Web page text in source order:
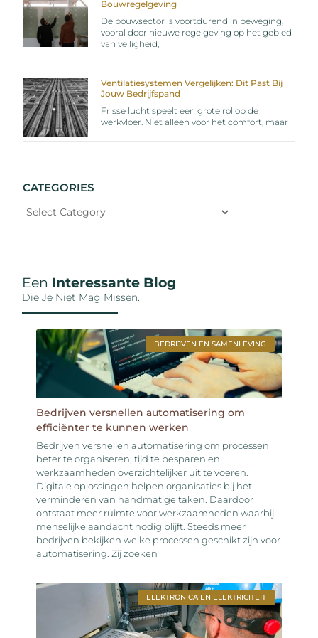
Bouwregelgeving
De bouwsector is voortdurend in beweging,
vooral door nieuwe regelgeving op het gebied
van veiligheid,
Ventilatiesystemen Vergelijken: Dit Past Bij
Jouw Bedrijfspand
Frisse lucht speelt een grote rol op de
werkvloer. Niet alleen voor het comfort, maar
CATEGORIES
Een Interessante Blog
Die Je Niet Mag Missen.
BEDRIJVEN EN SAMENLEVING
Bedrijven versnellen automatisering om
efficiënter te kunnen werken
Bedrijven versnellen automatisering om processen
beter te organiseren, tijd te besparen en
werkzaamheden overzichtelijker uit te voeren.
Digitale oplossingen helpen organisaties bij het
verminderen van handmatige taken. Daardoor
ontstaat meer ruimte voor werkzaamheden waarbij
menselijke aandacht nodig blijft. Steeds meer
bedrijven bekijken welke processen geschikt zijn voor
automatisering. Zij zoeken
ELEKTRONICA EN ELEKTRICITEIT